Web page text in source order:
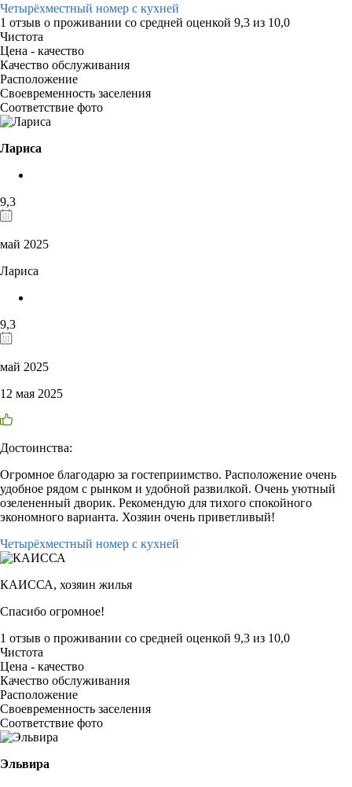
Четырёхместный номер с кухней
1 отзыв о проживании со средней оценкой 9,3 из 10,0
Чистота
Цена - качество
Качество обслуживания
Расположение
Своевременность заселения
Соответствие фото
Лариса
9,3
май 2025
Лариса
9,3
май 2025
12 мая 2025
Достоинства:
Огромное благодарю за гостеприимство. Расположение очень
удобное рядом с рынком и удобной развилкой. Очень уютный
озелененный дворик. Рекомендую для тихого спокойного
экономного варианта. Хозяин очень приветливый!
Четырёхместный номер с кухней
КАИССА, хозяин жилья
Спасибо огромное!
1 отзыв о проживании со средней оценкой 9,3 из 10,0
Чистота
Цена - качество
Качество обслуживания
Расположение
Своевременность заселения
Соответствие фото
Эльвира